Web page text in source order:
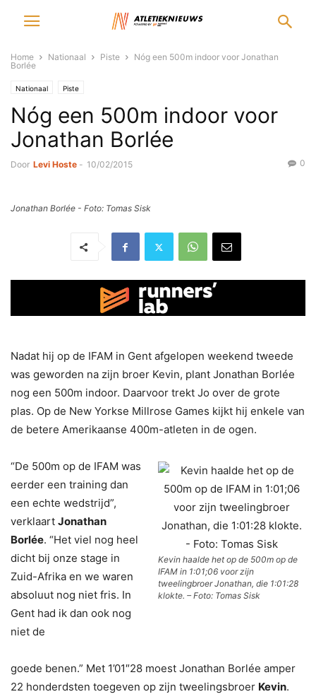
Home Nationaal Piste
Nóg een 500m indoor voor Jonathan
Borlée
Nationaal Piste
Nóg een 500m indoor voor
Jonathan Borlée
Door Levi Hoste - 10/02/2015 0
Jonathan Borlée - Foto: Tomas Sisk
Nadat hij op de IFAM in Gent afgelopen weekend tweede
was geworden na zijn broer Kevin, plant Jonathan Borlée
nog een 500m indoor. Daarvoor trekt Jo over de grote
plas. Op de New Yorkse Millrose Games kijkt hij enkele van
de betere Amerikaanse 400m-atleten in de ogen.
Kevin haalde het op de 500m op de
IFAM in 1:01;06 voor zijn
tweelingbroer Jonathan, die 1:01:28
klokte. – Foto: Tomas Sisk
“De 500m op de IFAM was
eerder een training dan
een echte wedstrijd”,
verklaart Jonathan
Borlée. “Het viel nog heel
dicht bij onze stage in
Zuid-Afrika en we waren
absoluut nog niet fris. In
Gent had ik dan ook nog
niet de
goede benen.” Met 1’01″28 moest Jonathan Borlée amper
22 honderdsten toegeven op zijn tweelingsbroer Kevin.